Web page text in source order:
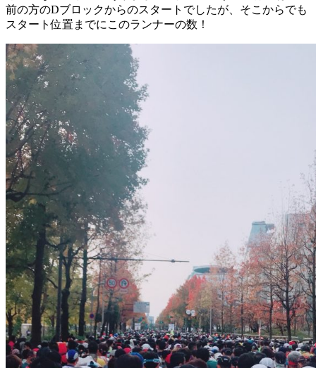
前の方のDブロックからのスタートでしたが、そこからでも
スタート位置までにこのランナーの数！